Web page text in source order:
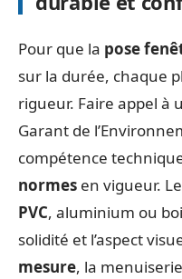
Pour que la pose
sur la durée, chaque
rigueur. Faire appel à
Garant de
compétence
normes en vigueur.
PVC, aluminium ou
solidité et l’aspect
mesure, la